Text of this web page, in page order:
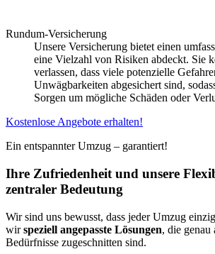
Rundum-Versicherung
Unsere Versicherung bietet einen
eine Vielzahl von Risiken abdeckt. Sie
verlassen, dass viele potenzielle
Unwägbarkeiten abgesichert sind,
Sorgen um mögliche Schäden oder
Kostenlose Angebote erhalten!
Ein entspannter Umzug – garantiert!
Ihre Zufriedenheit und unsere
zentraler Bedeutung
Wir sind uns bewusst, dass jeder Umzug
wirspeziell angepasste Lösungen, die
Bedürfnisse zugeschnitten sind.